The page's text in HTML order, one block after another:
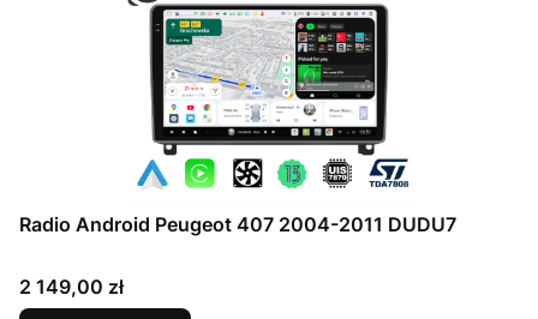
Radio Android Peugeot 407 2004-2011 DUDU7
Cena
2 149,00 zł